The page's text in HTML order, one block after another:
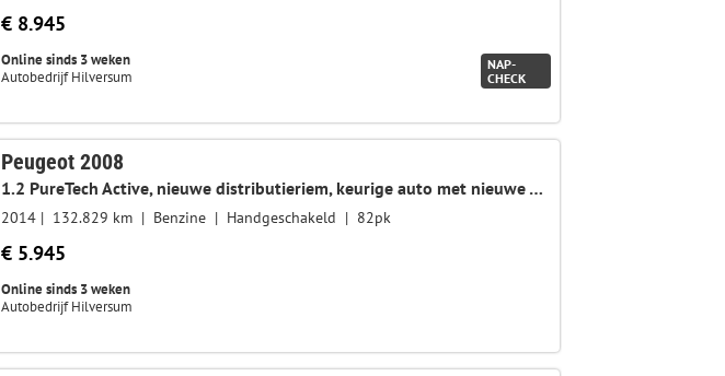
€ 8.945
Online sinds 3 weken
Autobedrijf Hilversum
NAP-
CHECK
Peugeot 2008
1.2 PureTech Active, nieuwe distributieriem, keurige auto met nieuwe APK
2014 132.829 km Benzine Handgeschakeld 82pk
€ 5.945
Online sinds 3 weken
Autobedrijf Hilversum